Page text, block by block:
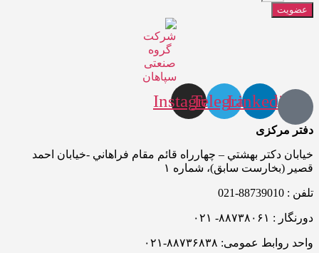
عضویت
Linkedin
Telegram
Instagram
دفتر مرکزی
خيابان دکتر بهشتي – چهارراه قائم مقام فراهاني -خيابان احمد
قصير (بخارست سابق)، شماره ۱
تلفن : 88739010-021
دورنگار : ۸۸۷۳۸۰۶۱- ۰۲۱
واحد روابط عمومی: ۸۸۷۳۶۸۳۸-۰۲۱